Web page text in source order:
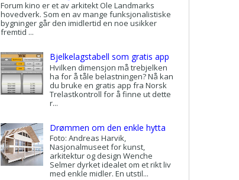
Forum kino er et av arkitekt Ole Landmarks
hovedverk. Som en av mange funksjonalistiske
bygninger går den imidlertid en noe usikker
fremtid ...
Bjelkelagstabell som gratis app
Hvilken dimensjon må trebjelken
ha for å tåle belastningen? Nå kan
du bruke en gratis app fra Norsk
Trelastkontroll for å finne ut dette
r...
Drømmen om den enkle hytta
Foto: Andreas Harvik,
Nasjonalmuseet for kunst,
arkitektur og design Wenche
Selmer dyrket idealet om et rikt liv
med enkle midler. En utstil...